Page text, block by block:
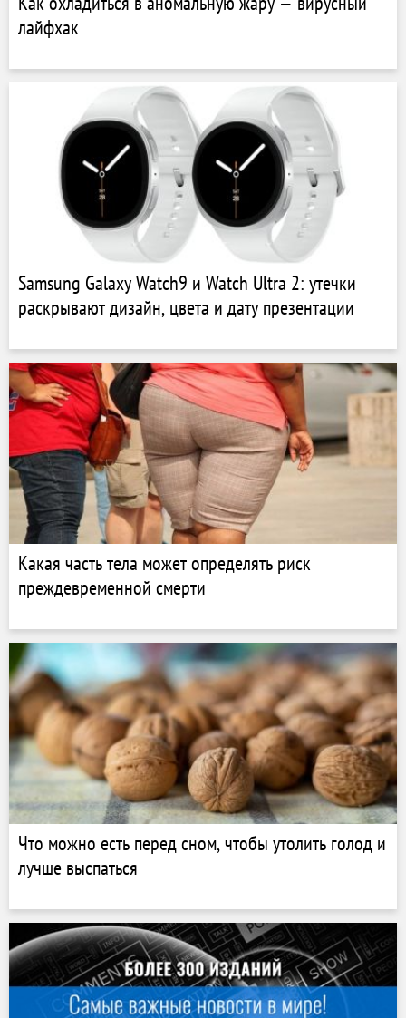
лайфхак
Samsung Galaxy Watch9 и Watch Ultra 2: утечки
раскрывают дизайн, цвета и дату презентации
Какая часть тела может определять риск
преждевременной смерти
Что можно есть перед сном, чтобы утолить голод и
лучше выспаться